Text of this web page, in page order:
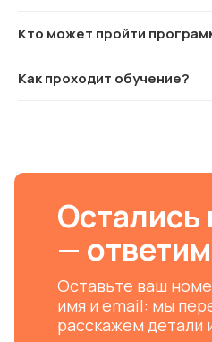
Кто может пройти
Как проходит обучение?
Остались
— ответим
Оставьте ваш
имя и email: мы
расскажем детали